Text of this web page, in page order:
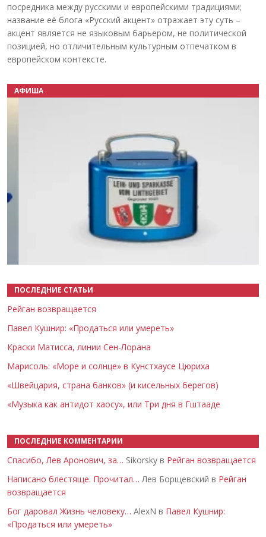
посредника между русскими и европейскими традициями;
название её блога «Русский акцент» отражает эту суть –
акцент является не языковым барьером, не политической
позицией, но отличительным культурным отпечатком в
европейском контексте.
АФИША
ПОСЛЕДНИЕ СТАТЬИ
Рейган возвращается
Павел Кушнир: «Продаться или умереть»
Краски Матисса, линии Сен-Лорана
Марисоль: «Море и солнце» в Кунстхаусе Цюриха
«Швейцария, страна банков» (и кисельных берегов)
«Музыка как антидот хаосу», или Три дня в Гштааде
ПОСЛЕДНИЕ КОММЕНТАРИИ
Спасибо, Лев Аронович, за… Sikorsky в Рейган возвращается
Написано блестяще. Прочитал… Лев Борщевский в Рейган
возвращается
Бог даровал Жизнь человеку… AlexN в Павел Кушнир:
«Продаться или умереть»